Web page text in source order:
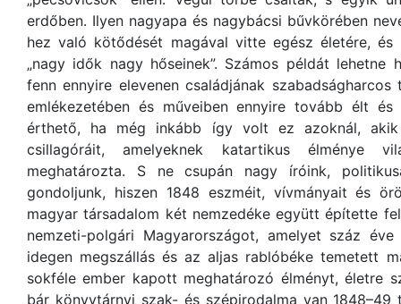
erdőben. Ilyen nagyapa és nagybácsi bűvkörében
hez való kötődését magával vitte egész életére,
„nagy idők nagy hőseinek”. Számos példát
fenn ennyire elevenen családjának
emlékezetében és műveiben ennyire tovább élt
érthető, ha még inkább így volt ez azoknál,
csillagóráit, amelyeknek katartikus élménye
meghatározta. S ne csupán nagy íróink,
gondoljunk, hiszen 1848 eszméit, vívmányait és
magyar társadalom két nemzedéke együtt építette
nemzeti-polgári Magyarországot, amelyet száz
idegen megszállás és az aljas rablóbéke temetett
sokféle ember kapott meghatározó élményt, életre
bár könyvtárnyi szak- és szépirodalma van 1848–49